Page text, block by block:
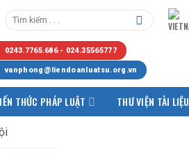
0243.7765.686 - 024.35565777
vanphong@liendoanluatsu.org.vn
THỨC PHÁP LUẬT THƯ VIỆN TÀI LIỆU